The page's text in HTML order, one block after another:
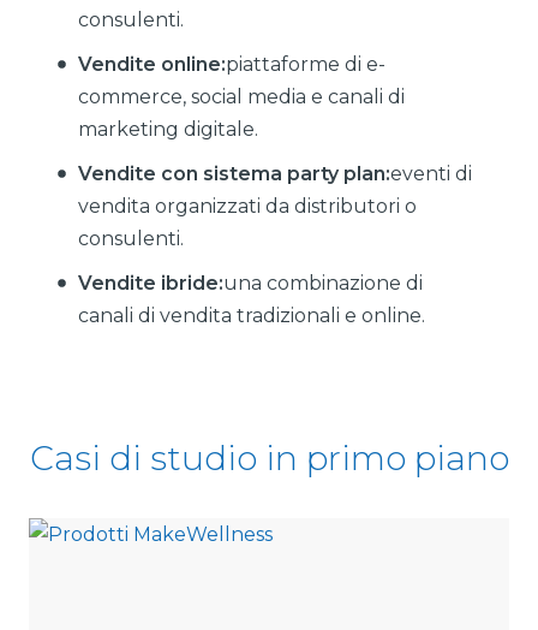
consulenti.
Vendite online:piattaforme di e-
commerce, social media e canali di
marketing digitale.
Vendite con sistema party plan:eventi di
vendita organizzati da distributori o
consulenti.
Vendite ibride:una combinazione di
canali di vendita tradizionali e online.
Casi di studio in primo piano